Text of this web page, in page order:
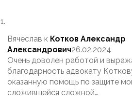
Вячеслав к Котков Александр
Александрович26.02.2024
Очень доволен работой и
благодарность адвокату
оказанную помощь по защите
сложившейся сложной…